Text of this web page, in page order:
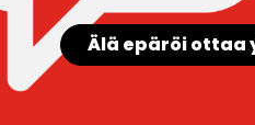
Älä epäröi ottaa